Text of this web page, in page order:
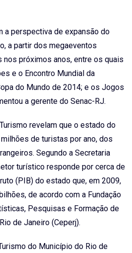
a perspectiva de expansão do
a partir dos megaeventos
nos próximos anos, entre os quais
e o Encontro Mundial da
do Mundo de 2014; e os Jogos
a gerente do Senac-RJ.
revelam que o estado do
de turistas por ano, dos
Segundo a Secretaria
turístico responde por cerca de
(PIB) do estado que, em 2009,
de acordo com a Fundação
Pesquisas e Formação de
de Janeiro (Ceperj).
do Município do Rio de